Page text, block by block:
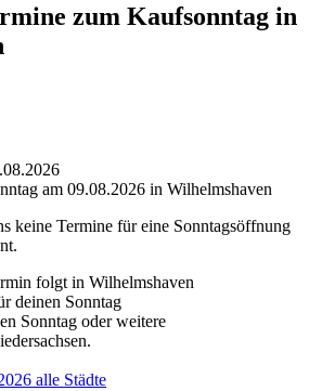
zum Kaufsonntag in
am 09.08.2026 in Wilhelmshaven
keine Termine für eine Sonntagsöffnung
folgt in Wilhelmshaven
deinen Sonntag
Sonntag oder weitere
alle Städte